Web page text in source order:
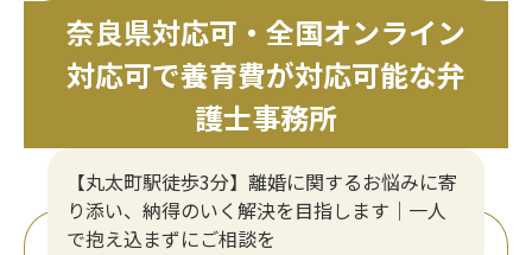
奈良県対応可・全国オンライン
対応可で養育費が対応可能な弁
護士事務所
【丸太町駅徒歩3分】離婚に関するお悩みに寄
り添い、納得のいく解決を目指します｜一人
で抱え込まずにご相談を